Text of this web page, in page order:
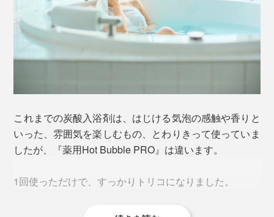
高硬度のタブレット化することで、炭酸ガスから、重炭
酸イオンを中和生成する技術を完成。
お湯は中性のまま、最後まで発泡しつづける、重炭酸イ
皮膚のバリア機能は残したままなので、重炭酸湯に浸か
っているあいだから、肌ツルツルの感触を実感できると
思います。
入浴後も肌はしっとり潤ったまま。女優やモデルに愛用
これまでの炭酸入浴剤は、はじける気泡の感触や香りと
いった、雰囲気を楽しむもの、とわりきって使っていま
したが、『薬用Hot Bubble PRO』は違います。
1回使っただけで、すっかりトリコになりました。